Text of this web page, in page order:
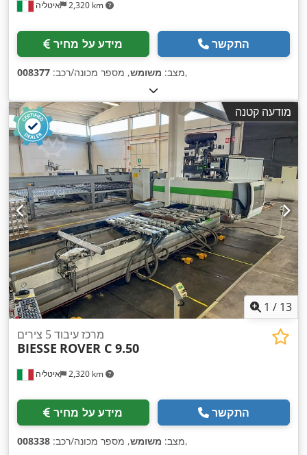
איטליה 2,320 km
מידע על מחיר התקשר
מצב: משומש, מספר מכונה/רכב: 008377 ,
מודעה קטנה
1 / 13
איטליה 2,320 km
מרכז עיבוד 5 צירים
BIESSE ROVER C 9.50
מידע על מחיר התקשר
מצב: משומש, מספר מכונה/רכב: 008338 ,